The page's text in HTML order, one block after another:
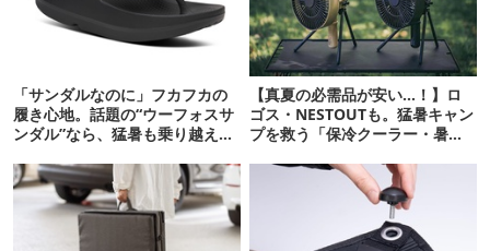
「サンダルなのに」フカフカの
履き心地。話題の“ウーフォスサ
ンダル”なら、猛暑も乗り越えら
【真夏の必需品が安い…！】ロ
ゴス・NESTOUTも。猛暑キャン
プを救う「保冷クーラー・暑さ